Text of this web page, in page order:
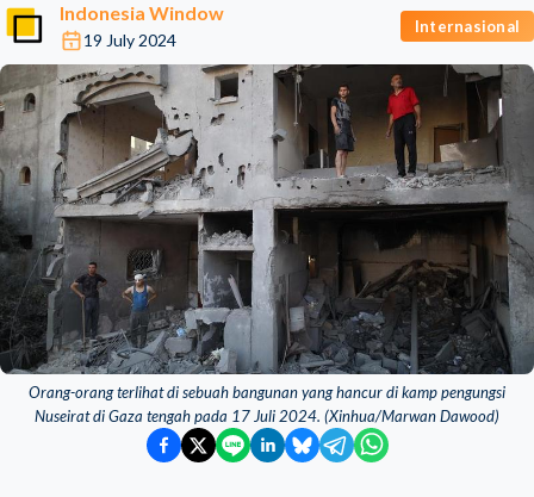
Indonesia Window
19 July 2024
Internasional
Orang-orang terlihat di sebuah bangunan yang hancur di kamp pengungsi
Nuseirat di Gaza tengah pada 17 Juli 2024. (Xinhua/Marwan Dawood)